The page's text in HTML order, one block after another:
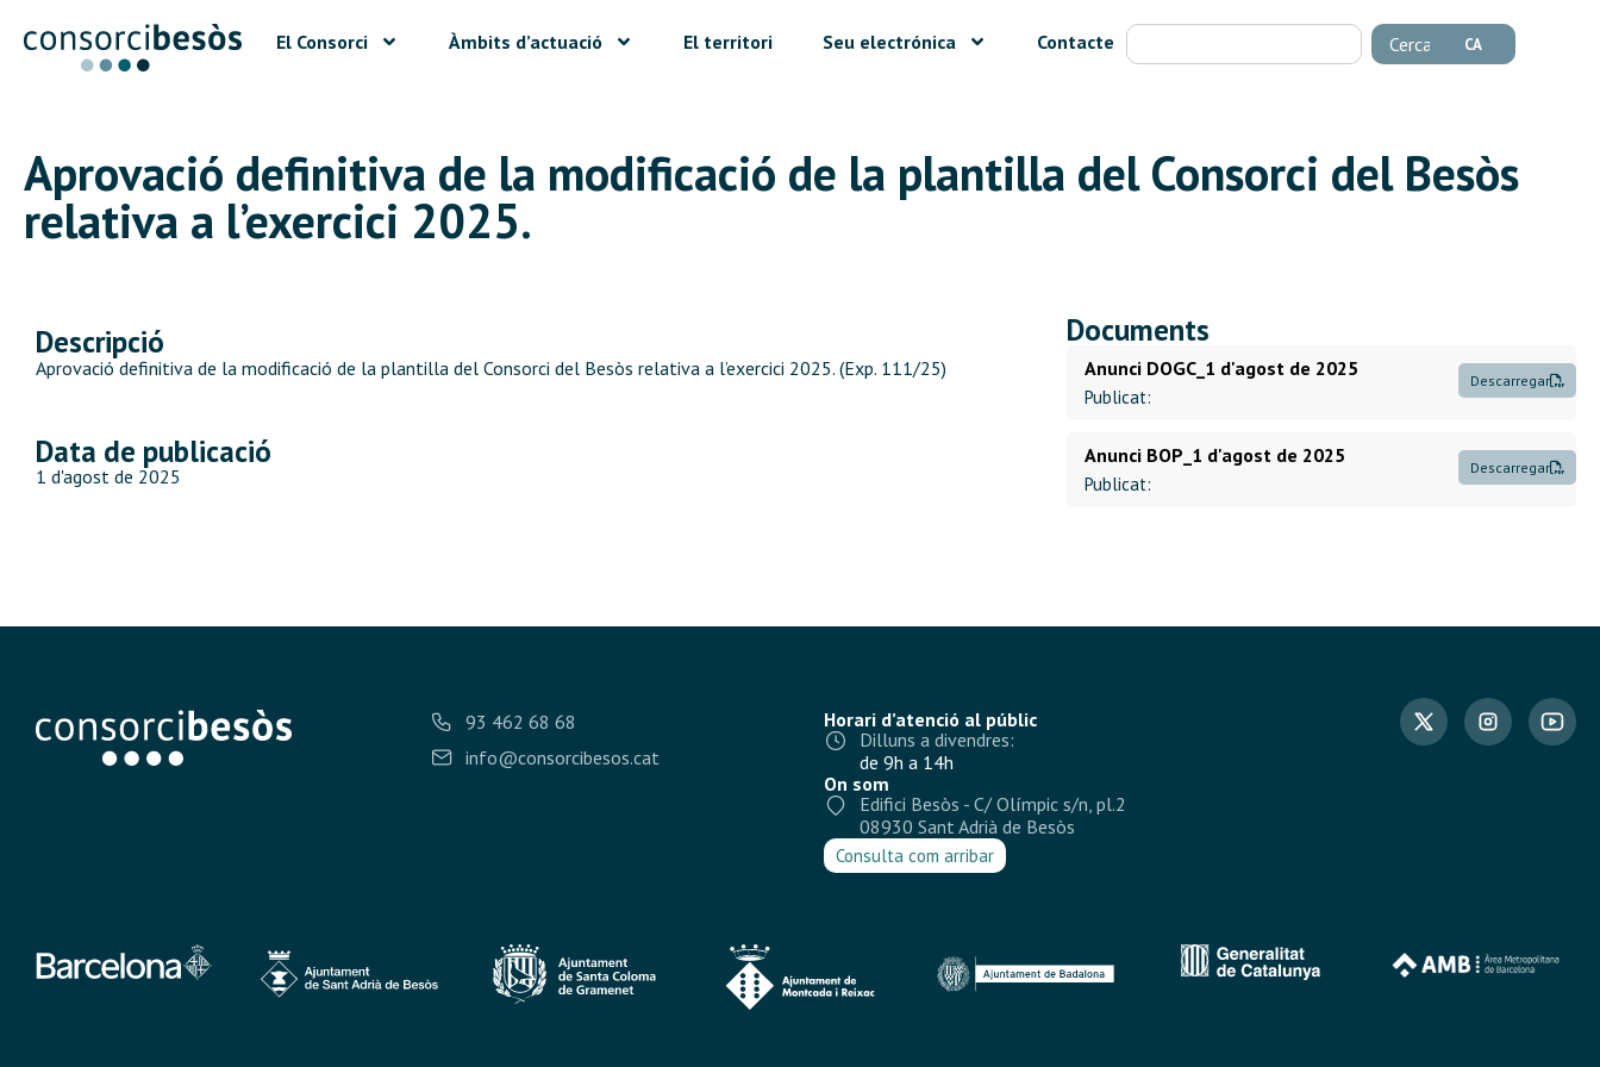
El Consorci Àmbits d’actuació El territori Seu electrónica Contacte Cerca CA
Aprovació definitiva de la modificació de la plantilla del Consorci del Besòs
relativa a l’exercici 2025.
Descripció
Aprovació definitiva de la modificació de la plantilla del Consorci del Besòs relativa a l’exercici 2025. (Exp. 111/25)
Data de publicació
1 d'agost de 2025
Documents
Anunci DOGC_1 d'agost de 2025
Descarregar
Publicat:
Anunci BOP_1 d'agost de 2025
Descarregar
Publicat:
93 462 68 68
info@consorcibesos.cat
Horari d’atenció al públic
Dilluns a divendres:
de 9h a 14h
On som
Edifici Besòs - C/ Olímpic s/n, pl.2
08930 Sant Adrià de Besòs
Consulta com arribar